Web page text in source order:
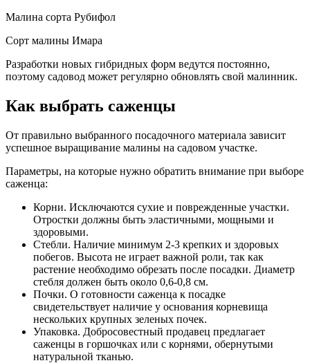
Малина сорта Рубифол
Сорт малины Имара
Разработки новых гибридных форм ведутся постоянно,
поэтому садовод может регулярно обновлять свой малинник.
Как выбрать саженцы
От правильно выбранного посадочного материала зависит
успешное выращивание малины на садовом участке.
Параметры, на которые нужно обратить внимание при выборе
саженца:
Корни. Исключаются сухие и поврежденные участки.
Отростки должны быть эластичными, мощными и
здоровыми.
Стебли. Наличие минимум 2-3 крепких и здоровых
побегов. Высота не играет важной роли, так как
растение необходимо обрезать после посадки. Диаметр
стебля должен быть около 0,6-0,8 см.
Почки. О готовности саженца к посадке
свидетельствует наличие у основания корневища
нескольких крупных зеленых почек.
Упаковка. Добросовестный продавец предлагает
саженцы в горшочках или с корнями, обернутыми
натуральной тканью.